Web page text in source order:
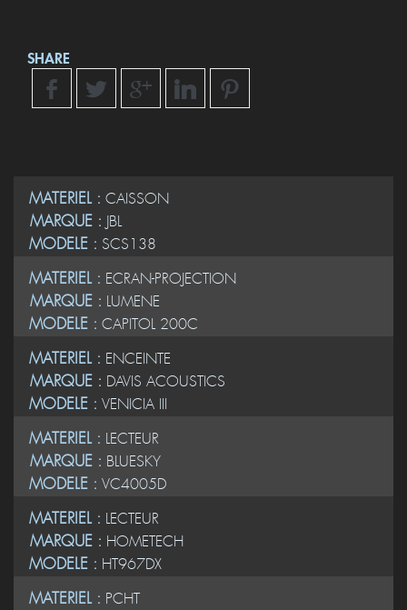
SHARE
MATERIEL : CAISSON
MARQUE : JBL
MODELE : SCS138
MATERIEL : ECRAN-PROJECTION
MARQUE : LUMENE
MODELE : CAPITOL 200C
MATERIEL : ENCEINTE
MARQUE : DAVIS ACOUSTICS
MODELE : VENICIA III
MATERIEL : LECTEUR
MARQUE : BLUESKY
MODELE : VC4005D
MATERIEL : LECTEUR
MARQUE : HOMETECH
MODELE : HT967DX
MATERIEL : PCHT